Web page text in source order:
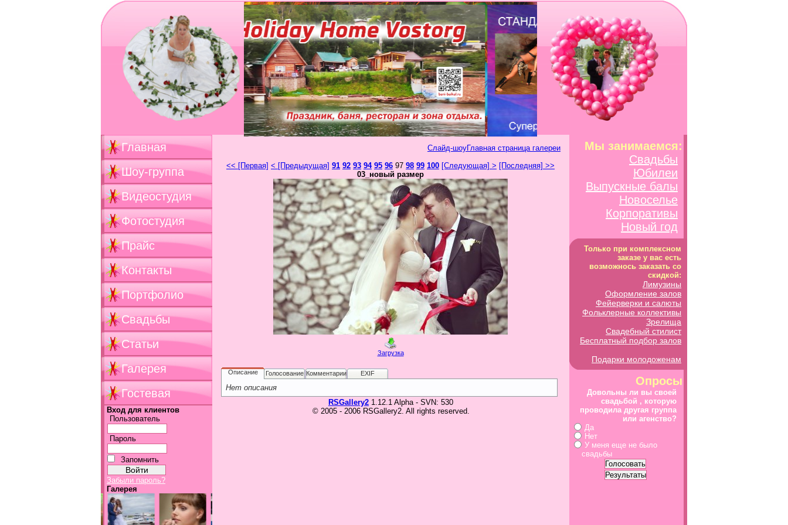
Главная
Шоу-группа
Видеостудия
Фотостудия
Прайс
Контакты
Портфолио
Свадьбы
Статьи
Галерея
Гостевая
Вход для клиентов
Пользователь
Пароль
Запомнить
Забыли пароль?
Галерея
Главная страница галереи
Слайд-шоу
<< [Первая] < [Предыдущая] 91 92 93 94 95 96 97 98 99 100 [Следующая] > [Последняя] >>
03_новый размер
Загрузка
Описание Голосование Комментарии EXIF
Нет описания
RSGallery2 1.12.1 Alpha - SVN: 530
© 2005 - 2006 RSGallery2. All rights reserved.
Мы занимаемся:
Свадьбы
Юбилеи
Выпускные балы
Новоселье
Корпоративы
Новый год
Только при комплексном
заказе у вас есть
возможнось заказать со
скидкой:
Лимузины
Оформление залов
Фейерверки и салюты
Фольклерные коллективы
Зрелища
Свадебный стилист
Бесплатный подбор залов
Подарки молодоженам
Опросы
Довольны ли вы своей
свадьбой , которую
проводила другая группа
или агенство?
Да
Нет
У меня еще не было
свадьбы